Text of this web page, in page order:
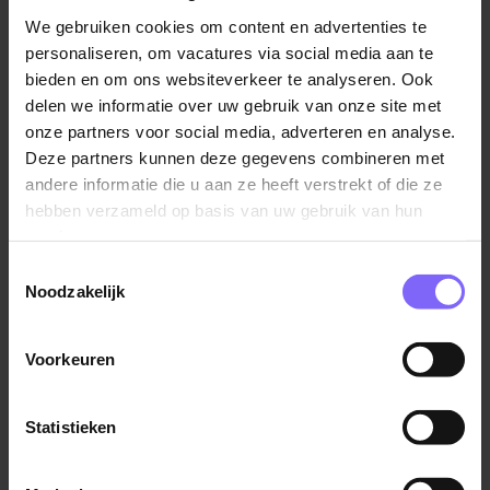
We gebruiken cookies om content en advertenties te
personaliseren, om vacatures via social media aan te
bieden en om ons websiteverkeer te analyseren. Ook
delen we informatie over uw gebruik van onze site met
onze partners voor social media, adverteren en analyse.
Deze partners kunnen deze gegevens combineren met
andere informatie die u aan ze heeft verstrekt of die ze
hebben verzameld op basis van uw gebruik van hun
Noodzakelijk
Voorkeuren
Statistieken
Kilometervergoeding van € 0.39,-
Wat bieden wij jou?
Flexibel werken en financiële zekerheid: Invloed
op je eigen agenda en een vast salaris conform
CAO Gehandicaptenzorg, eindejaarsuitkering,
goede pensioenopbouw en een collectieve
zorgverzekering.
geen administratie en geen gedoe met
Afwisseling & Groei: werk met verschillende
doelgroepen, ontwikkel jezelf continu en breid je
"Flexen betekent voor mij, meer werkplezier, minder